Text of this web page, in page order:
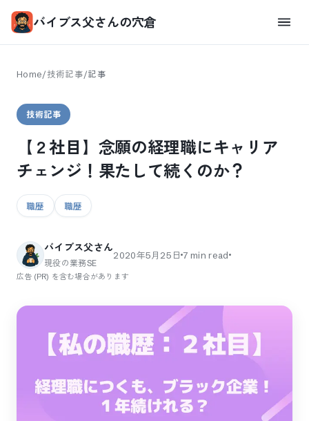
バイブス父さんの穴倉
Home/技術記事/記事
技術記事
【２社目】念願の経理職にキャリア
チェンジ！果たして続くのか？
職歴 職歴
バイブス父さん
現役の業務SE
2020年5月25日7 min read
広告 (PR) を含む場合があります